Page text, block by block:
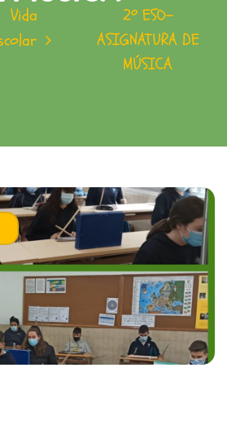
Vida
2º ESO-
ASIGNATURA DE
MÚSICA